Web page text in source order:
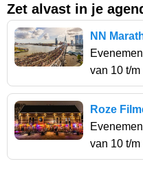
Zet alvast in je
NN
van 10 t/m
Roze
van 10 t/